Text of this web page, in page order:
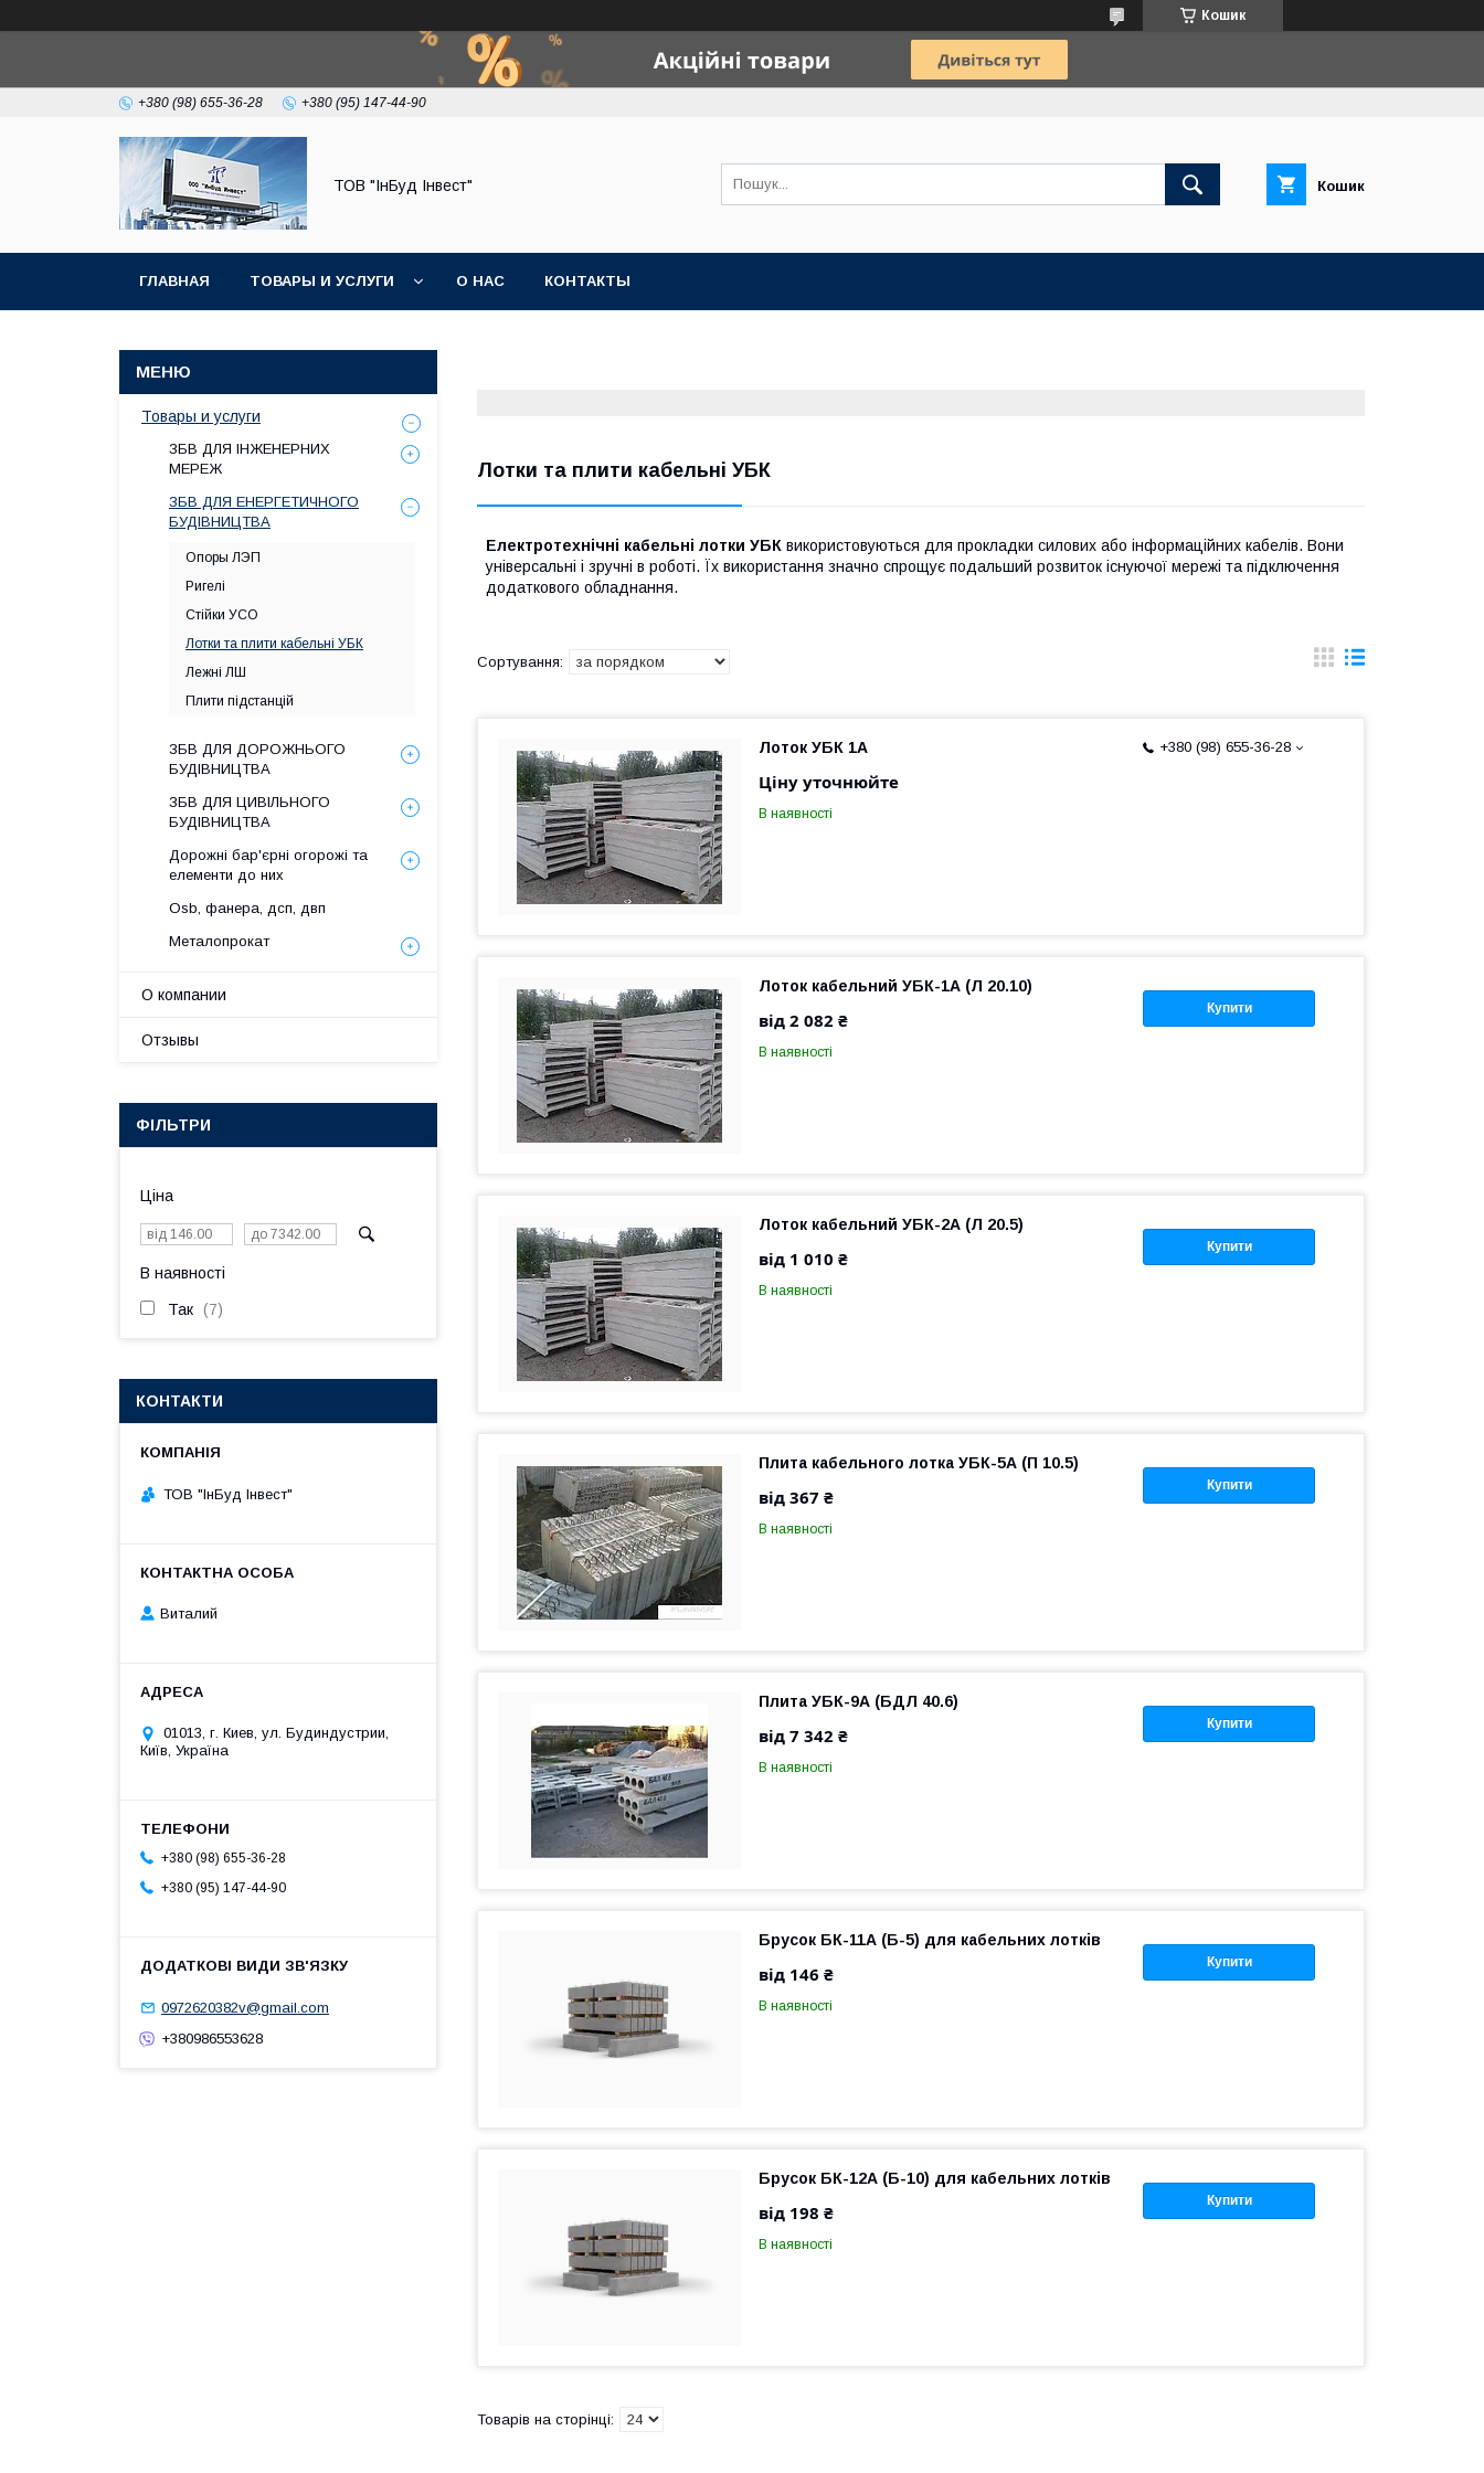
Кошик
+380 (98) 655-36-28 +380 (95) 147-44-90
ТОВ "ІнБуд Інвест" Кошик
ГЛАВНАЯ ТОВАРЫ И УСЛУГИ О НАС КОНТАКТЫ
Лотки та плити кабельні УБК
Електротехнічні кабельні лотки УБК використовуються для прокладки силових або інформаційних кабелів. Вони
універсальні і зручні в роботі. Їх використання значно спрощує подальший розвиток існуючої мережі та підключення
додаткового обладнання.
+380 (98) 655-36-28
Лоток УБК 1А
Ціну уточнюйте
В наявності
Купити
Лоток кабельний УБК-1А (Л 20.10)
від 2 082 ₴
В наявності
Купити
Лоток кабельний УБК-2А (Л 20.5)
від 1 010 ₴
В наявності
Купити
Плита кабельного лотка УБК-5А (П 10.5)
від 367 ₴
В наявності
Купити
Плита УБК-9А (БДЛ 40.6)
від 7 342 ₴
В наявності
Купити
Брусок БК-11А (Б-5) для кабельних лотків
від 146 ₴
В наявності
Купити
Брусок БК-12А (Б-10) для кабельних лотків
від 198 ₴
В наявності
Товары и услуги
ЗБВ ДЛЯ ІНЖЕНЕРНИХ
МЕРЕЖ
ЗБВ ДЛЯ ЕНЕРГЕТИЧНОГО
БУДІВНИЦТВА
Опоры ЛЭП
Ригелі
Стійки УСО
Лотки та плити кабельні УБК
Лежні ЛШ
Плити підстанцій
ЗБВ ДЛЯ ДОРОЖНЬОГО
БУДІВНИЦТВА
ЗБВ ДЛЯ ЦИВІЛЬНОГО
БУДІВНИЦТВА
Дорожні бар'єрні огорожі та
елементи до них
Osb, фанера, дсп, двп
Металопрокат
О компании
Отзывы
ФІЛЬТРИ
Ціна
В наявності
Так 7
КОНТАКТИ
ТОВ "ІнБуд Інвест"
Виталий
01013, г. Киев, ул. Будиндустрии,
Київ, Україна
+380 (98) 655-36-28
+380 (95) 147-44-90
0972620382v@gmail.com
+380986553628